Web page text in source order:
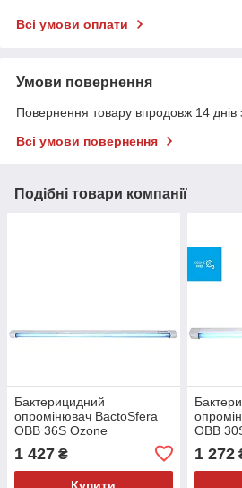
Всі умови оплати
Умови повернення
Повернення товару впродовж 14 днів
Всі умови повернення
Подібні товари компанії
Бактерицидний
опромінювач BactoSfera
OBB 36S Ozone
1 427 ₴
OBB
1 272